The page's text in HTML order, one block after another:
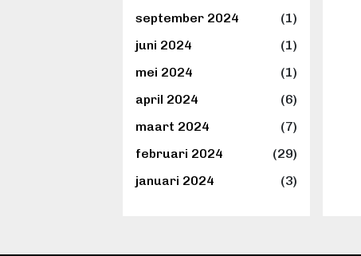
september 2024
(1)
juni 2024
(1)
mei 2024
(1)
april 2024
(6)
maart 2024
(7)
februari 2024
(29)
januari 2024
(3)